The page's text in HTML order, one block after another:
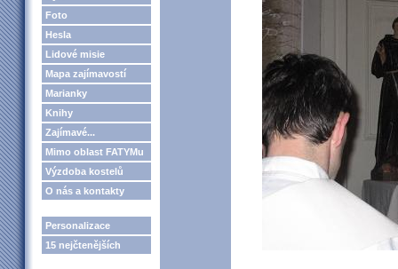
Foto
Hesla
Lidové misie
Mapa zajímavostí
Marianky
Knihy
Zajímavé...
Mimo oblast FATYMu
Výzdoba kostelů
O nás a kontakty
Personalizace
15 nejčtenějších